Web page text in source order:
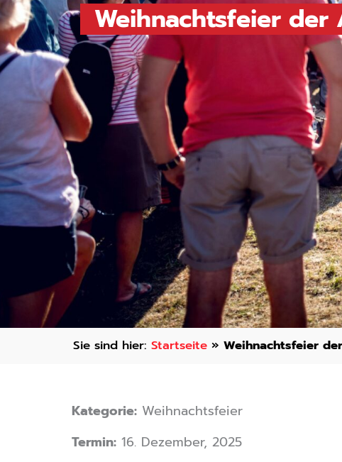
Weihnachtsfeier der
Startseite» Weihnachtsfeier
Kategorie:Weihnachtsfeier
Termin:16. Dezember, 2025